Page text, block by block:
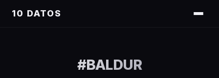
10 DATOS
#BALDUR